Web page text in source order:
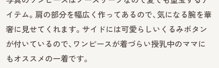
イテム。肩の部分を幅広く作ってあるので、気になる腕を華
奢に見せてくれます。サイドには可愛らしいくるみボタン
が付いているので、ワンピースが着づらい授乳中のママに
もオススメの一着です。